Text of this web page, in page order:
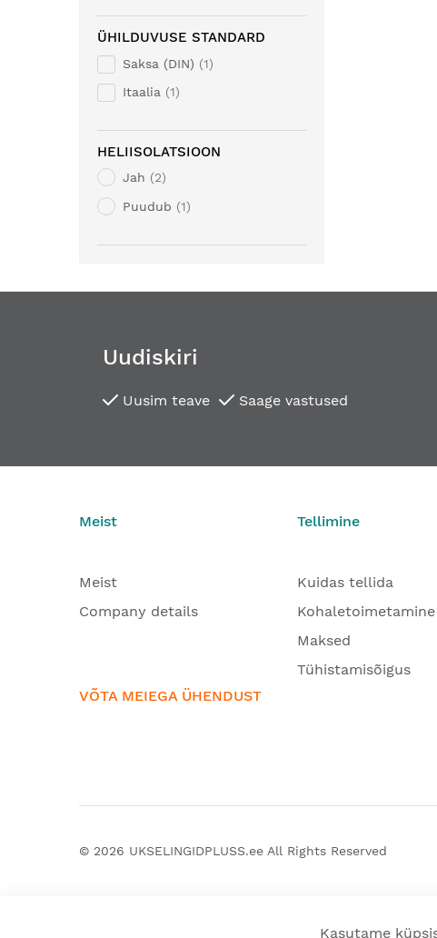
ÜHILDUVUSE STANDARD
Saksa (DIN)
1
Itaalia
1
HELIISOLATSIOON
Jah
2
Puudub
1
Uudiskiri
Uusim teave Saage vastused
Meist
Meist
Company details
VÕTA MEIEGA ÜHENDUST
Tellimine
Kuidas tellida
Kohaletoimetamine
Maksed
Tühistamisõigus
© 2026 UKSELINGIDPLUSS.ee All Rights Reserved
Kasutame